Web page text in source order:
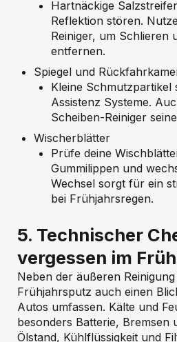
Hartnäckige
Reflektion stören.
Reiniger, um Schlieren
entfernen.
Spiegel und
Kleine Schmutzpartikel
Assistenz Systeme.
Scheiben-Reiniger
Wischerblätter
Prüfe deine
Gummilippen und
Wechsel sorgt für ein
bei Frühjahrsregen.
5. Technischer
vergessen im
Neben der äußeren
Frühjahrsputz auch einen
Autos umfassen. Kälte und
besonders Batterie, Bremsen
Ölstand, Kühlflüssigkeit und